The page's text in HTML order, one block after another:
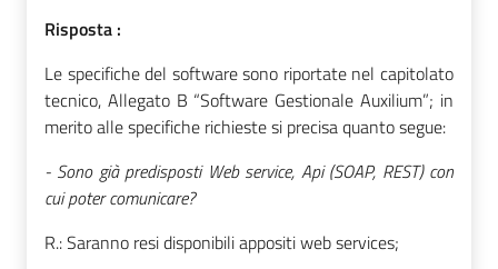
Risposta :
Le specifiche del software sono riportate nel capitolato
tecnico, Allegato B “Software Gestionale Auxilium”; in
merito alle specifiche richieste si precisa quanto segue:
- Sono già predisposti Web service, Api (SOAP, REST) con
cui poter comunicare?
R.: Saranno resi disponibili appositi web services;